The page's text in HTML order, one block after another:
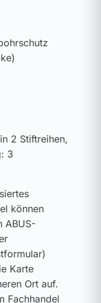
2 Stiftreihen,
3
können
ABUS-
Karte
Ort auf.
Fachhandel